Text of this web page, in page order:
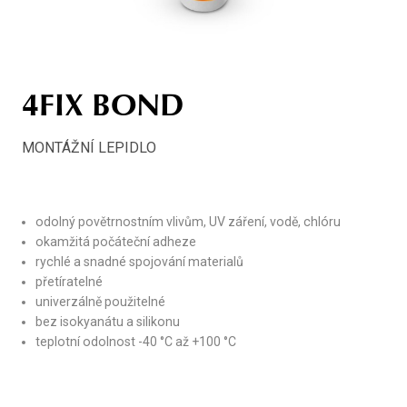
4FIX BOND
MONTÁŽNÍ LEPIDLO
odolný povětrnostním vlivům, UV záření, vodě, chlóru
okamžitá počáteční adheze
rychlé a snadné spojování materialů
přetíratelné
univerzálně použitelné
bez isokyanátu a silikonu
teplotní odolnost -40 °C až +100 °C